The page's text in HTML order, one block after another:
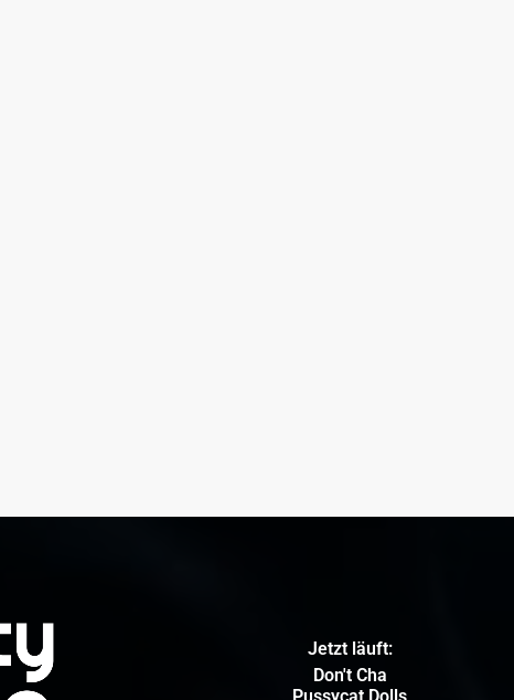
Jetzt läuft:
Don't Cha